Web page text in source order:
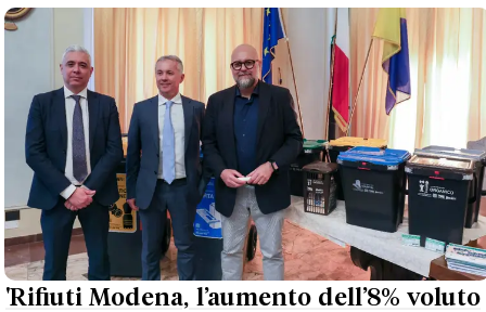
'Rifiuti Modena, l’aumento dell’8% voluto